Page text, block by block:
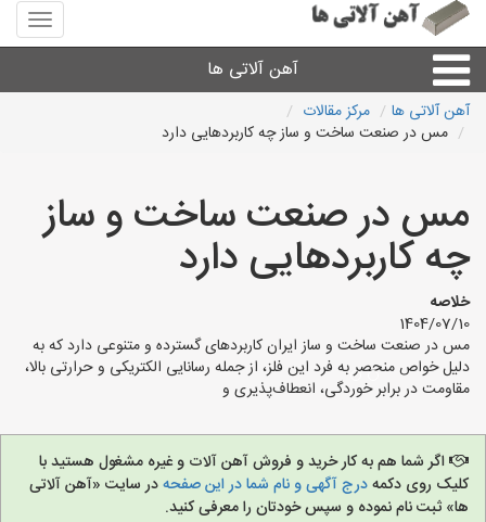
منوی
سایت
آلاتی
آهن آلاتی ها
میلگرد نبشی،مفتول
لوله و اتصالات
سایر آهن آلات
آهن آلاتی های شهرها
آهن آلاتی ها
مرکز مقالات
مس در صنعت ساخت و ساز چه کاربردهایی دارد
مس در صنعت ساخت و ساز
چه کاربردهایی دارد
خلاصه
1404/07/10
مس در صنعت ساخت و ساز ایران کاربردهای گسترده و متنوعی دارد که به
دلیل خواص منحصر به فرد این فلز، از جمله رسانایی الکتریکی و حرارتی بالا،
مقاومت در برابر خوردگی، انعطاف‌پذیری و
اگر شما هم به کار خرید و فروش آهن آلات و غیره مشغول هستید با
کلیک روی دکمهدرج آگهی و نام شما در این صفحهدر سایت «آهن آلاتی
ها» ثبت نام نموده و سپس خودتان را معرفی کنید.